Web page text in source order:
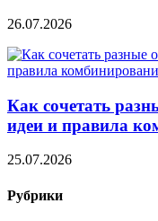
26.07.2026
Как сочетать
идеи и правила
25.07.2026
Рубрики